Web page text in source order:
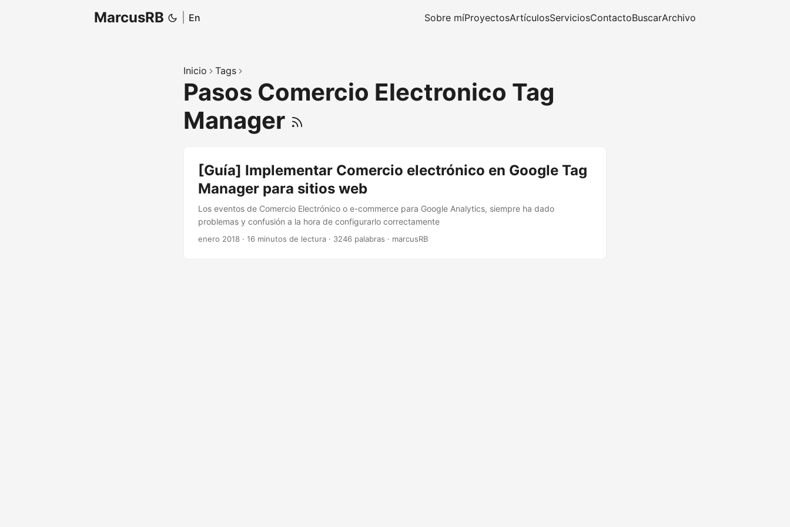
MarcusRB En Sobre míProyectosArtículosServiciosContactoBuscarArchivo
Inicio Tags
Pasos Comercio Electronico Tag
Manager
[Guía] Implementar Comercio electrónico en Google Tag
Manager para sitios web
Los eventos de Comercio Electrónico o e-commerce para Google Analytics, siempre ha dado
problemas y confusión a la hora de configurarlo correctamente
enero 2018 · 16 minutos de lectura · 3246 palabras · marcusRB